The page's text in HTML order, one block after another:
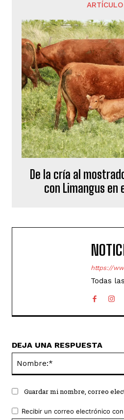
De la cría al
con Limangus en
https://
Todas
DEJA UNA RESPUESTA
Guardar mi nombre, correo
Recibir un correo electrónico